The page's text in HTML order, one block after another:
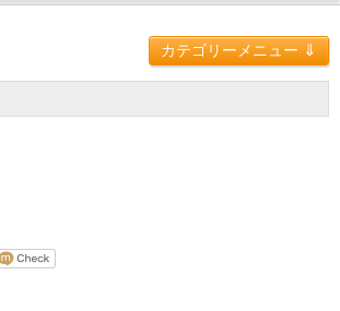
カテゴリーメニュー⇓